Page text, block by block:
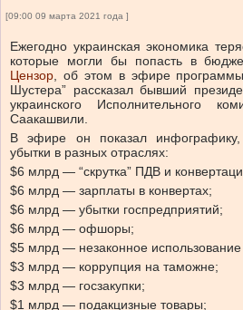
[09:00 09 марта 2021 года ]
Ежегодно украинская экономика
которые могли бы попасть в
Цензор, об этом в эфире
Шустера” рассказал бывший
украинского Исполнительного
Саакашвили.
В эфире он показал
убытки в разных отраслях:
$6 млрд — “скрутка” ПДВ и
$6 млрд — зарплаты в конвертах;
$6 млрд — убытки госпредприятий;
$6 млрд — офшоры;
$5 млрд — незаконное
$3 млрд — коррупция на таможне;
$3 млрд — госзакупки;
$1 млрд — подакцизные товары;